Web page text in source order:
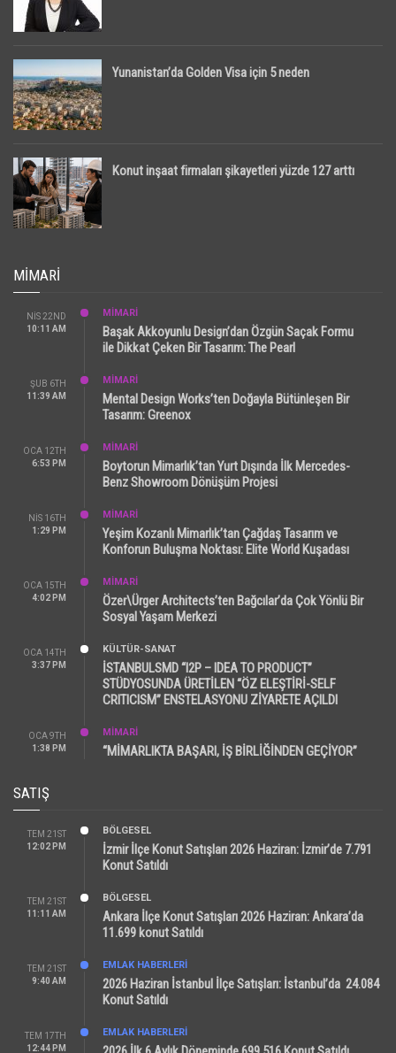
Yunanistan’da Golden Visa için 5 neden
Konut inşaat firmaları şikayetleri yüzde 127 arttı
MIMARI
NIS 22ND
10:11 AM
MİMARİ
Başak Akkoyunlu Design’dan Özgün Saçak Formu
ile Dikkat Çeken Bir Tasarım: The Pearl
ŞUB 6TH
11:39 AM
MİMARİ
Mental Design Works’ten Doğayla Bütünleşen Bir
Tasarım: Greenox
OCA 12TH
6:53 PM
MİMARİ
Boytorun Mimarlık’tan Yurt Dışında İlk Mercedes-
Benz Showroom Dönüşüm Projesi
NIS 16TH
1:29 PM
MİMARİ
Yeşim Kozanlı Mimarlık’tan Çağdaş Tasarım ve
Konforun Buluşma Noktası: Elite World Kuşadası
OCA 15TH
4:02 PM
MİMARİ
Özer\Ürger Architects’ten Bağcılar’da Çok Yönlü Bir
Sosyal Yaşam Merkezi
OCA 14TH
3:37 PM
KÜLTÜR-SANAT
İSTANBULSMD “I2P – IDEA TO PRODUCT”
STÜDYOSUNDA ÜRETİLEN “ÖZ ELEŞTİRİ-SELF
CRITICISM” ENSTELASYONU ZİYARETE AÇILDI
OCA 9TH
1:38 PM
MİMARİ
“MİMARLIKTA BAŞARI, İŞ BİRLİĞİNDEN GEÇİYOR”
SATIŞ
TEM 21ST
12:02 PM
BÖLGESEL
İzmir İlçe Konut Satışları 2026 Haziran: İzmir’de 7.791
Konut Satıldı
TEM 21ST
11:11 AM
BÖLGESEL
Ankara İlçe Konut Satışları 2026 Haziran: Ankara’da
11.699 konut Satıldı
TEM 21ST
9:40 AM
EMLAK HABERLERI
2026 Haziran İstanbul İlçe Satışları: İstanbul’da 24.084
Konut Satıldı
TEM 17TH
12:44 PM
EMLAK HABERLERI